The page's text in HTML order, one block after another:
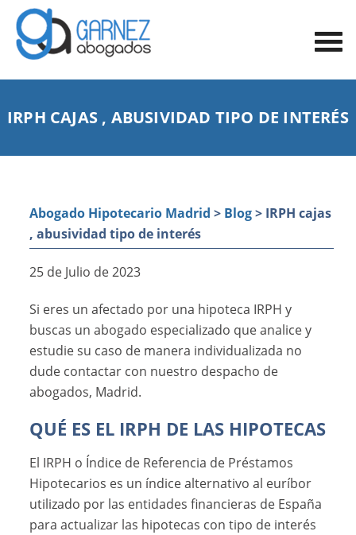
IRPH CAJAS , ABUSIVIDAD TIPO DE INTERÉS
Abogado Hipotecario Madrid > Blog> IRPH cajas
, abusividad tipo de interés
25 de Julio de 2023
Si eres un afectado por una hipoteca IRPH y
buscas un abogado especializado que analice y
estudie su caso de manera individualizada no
dude contactar con nuestro despacho de
abogados, Madrid.
QUÉ ES EL IRPH DE LAS HIPOTECAS
El IRPH o Índice de Referencia de Préstamos
Hipotecarios es un índice alternativo al euríbor
utilizado por las entidades financieras de España
para actualizar las hipotecas con tipo de interés